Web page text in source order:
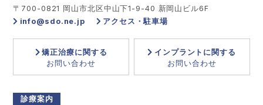
〒700-0821 岡山市北区中山下1-9-40 新岡山ビル6F
info@sdo.ne.jp
アクセス・駐車場
矯正治療に関する
お問い合わせ
インプラントに関する
お問い合わせ
診療案内